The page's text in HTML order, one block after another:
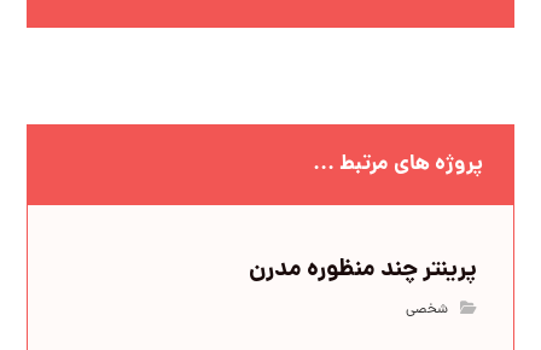
پروژه های مرتبط ...
پرینتر چند منظوره مدرن
شخصی